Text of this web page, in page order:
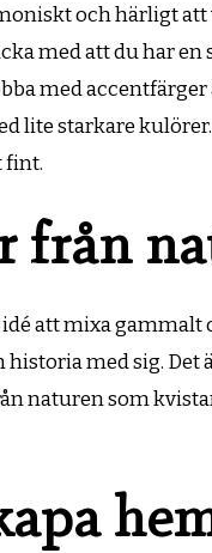
och härligt att
med att du har
med accentfärger
lite starkare
fint.
från
att mixa
med sig.
naturen som